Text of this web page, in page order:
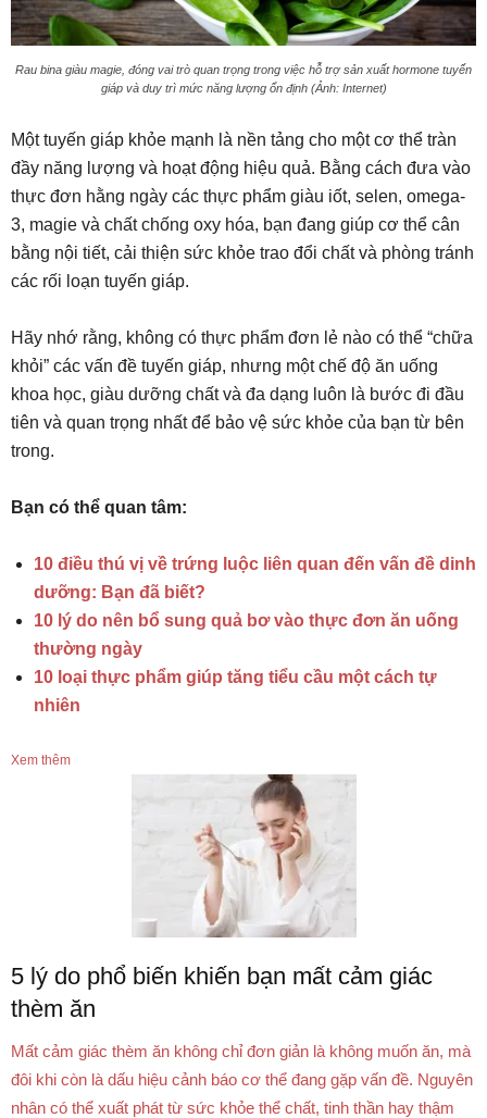
Rau bina giàu magie, đóng vai trò quan trọng trong việc hỗ trợ sản xuất hormone tuyến
giáp và duy trì mức năng lượng ổn định (Ảnh: Internet)
Một tuyến giáp khỏe mạnh là nền tảng cho một cơ thể tràn
đầy năng lượng và hoạt động hiệu quả. Bằng cách đưa vào
thực đơn hằng ngày các thực phẩm giàu iốt, selen, omega-
3, magie và chất chống oxy hóa, bạn đang giúp cơ thể cân
bằng nội tiết, cải thiện sức khỏe trao đổi chất và phòng tránh
các rối loạn tuyến giáp.
Hãy nhớ rằng, không có thực phẩm đơn lẻ nào có thể “chữa
khỏi” các vấn đề tuyến giáp, nhưng một chế độ ăn uống
khoa học, giàu dưỡng chất và đa dạng luôn là bước đi đầu
tiên và quan trọng nhất để bảo vệ sức khỏe của bạn từ bên
trong.
Bạn có thể quan tâm:
10 điều thú vị về trứng luộc liên quan đến vấn đề dinh
dưỡng: Bạn đã biết?
10 lý do nên bổ sung quả bơ vào thực đơn ăn uống
thường ngày
10 loại thực phẩm giúp tăng tiểu cầu một cách tự
nhiên
Xem thêm
5 lý do phổ biến khiến bạn mất cảm giác
thèm ăn
Mất cảm giác thèm ăn không chỉ đơn giản là không muốn ăn, mà
đôi khi còn là dấu hiệu cảnh báo cơ thể đang gặp vấn đề. Nguyên
nhân có thể xuất phát từ sức khỏe thể chất, tinh thần hay thậm